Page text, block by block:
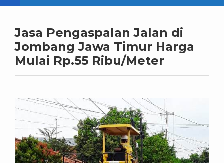
Jasa Pengaspalan Jalan di
Jombang Jawa Timur Harga
Mulai Rp.55 Ribu/Meter